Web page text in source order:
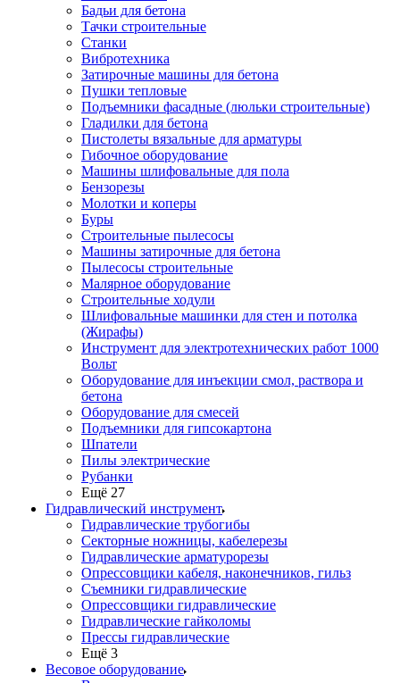
Бадьи для бетона
Тачки строительные
Станки
Вибротехника
Затирочные машины для бетона
Пушки тепловые
Подъемники фасадные (люльки строительные)
Гладилки для бетона
Пистолеты вязальные для арматуры
Гибочное оборудование
Машины шлифовальные для пола
Бензорезы
Молотки и коперы
Буры
Строительные пылесосы
Машины затирочные для бетона
Пылесосы строительные
Малярное оборудование
Строительные ходули
Шлифовальные машинки для стен и потолка
(Жирафы)
Инструмент для электротехнических работ 1000
Вольт
Оборудование для инъекции смол, раствора и
бетона
Оборудование для смесей
Подъемники для гипсокартона
Шпатели
Пилы электрические
Рубанки
Ещё 27
Гидравлический инструмент
Гидравлические трубогибы
Секторные ножницы, кабелерезы
Гидравлические арматурорезы
Опрессовщики кабеля, наконечников, гильз
Съемники гидравлические
Опрессовщики гидравлические
Гидравлические гайколомы
Прессы гидравлические
Ещё 3
Весовое оборудование